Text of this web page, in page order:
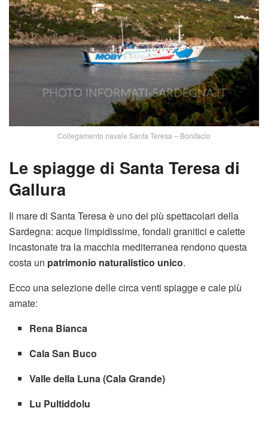
Collegamento navale Santa Teresa – Bonifacio
Le spiagge di Santa Teresa di
Gallura
Il mare di Santa Teresa è uno dei più spettacolari della
Sardegna: acque limpidissime, fondali granitici e calette
incastonate tra la macchia mediterranea rendono questa
costa un patrimonio naturalistico unico.
Ecco una selezione delle circa venti spiagge e cale più
amate:
Rena Bianca
Cala San Buco
Valle della Luna (Cala Grande)
Lu Pultiddolu